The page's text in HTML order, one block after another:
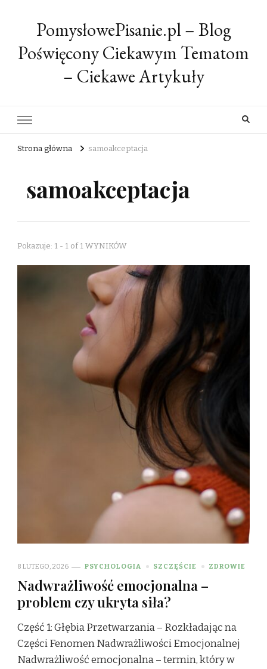
PomysłowePisanie.pl – Blog
Poświęcony Ciekawym Tematom
– Ciekawe Artykuły
Strona główna samoakceptacja
samoakceptacja
Pokazuje: 1 - 1 of 1 WYNIKÓW
8 LUTEGO, 2026 PSYCHOLOGIA SZCZĘŚCIE ZDROWIE
Nadwrażliwość emocjonalna –
problem czy ukryta siła?
Część 1: Głębia Przetwarzania – Rozkładając na
Części Fenomen Nadwrażliwości Emocjonalnej
Nadwrażliwość emocjonalna – termin, który w